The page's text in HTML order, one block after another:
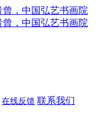
在线反馈 联系我们